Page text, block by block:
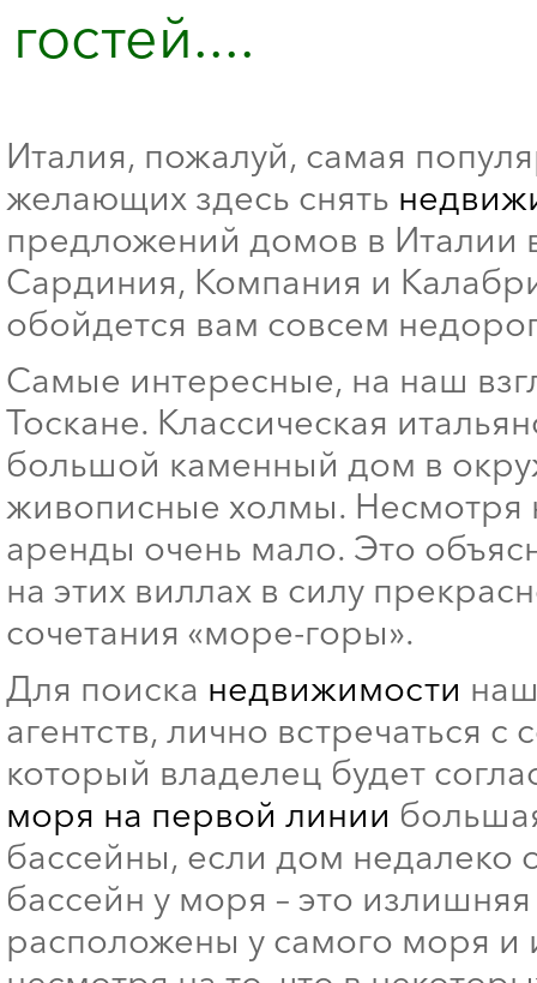
гостей....
Италия, пожалуй, самая
желающих здесь снять
предложений домов в Италии
Сардиния, Компания и
обойдется вам совсем
Самые интересные, на наш
Тоскане. Классическая
большой каменный дом в
живописные холмы. Несмотря
аренды очень мало. Это
на этих виллах в силу
сочетания «море-горы».
Для поиска недвижимости
агентств, лично встречаться
который владелец будет
моря на первой линии
бассейны, если дом недалеко
бассейн у моря – это
расположены у самого моря и